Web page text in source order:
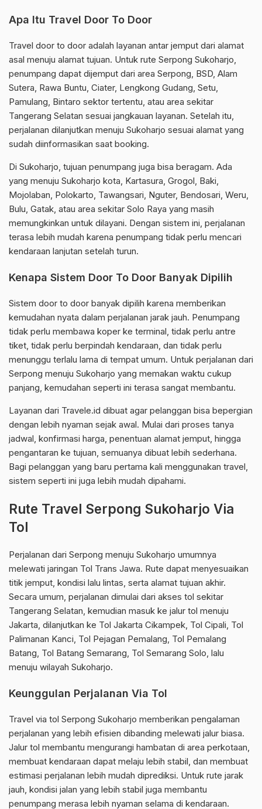
Apa Itu Travel Door To Door
Travel door to door adalah layanan antar jemput dari alamat
asal menuju alamat tujuan. Untuk rute Serpong Sukoharjo,
penumpang dapat dijemput dari area Serpong, BSD, Alam
Sutera, Rawa Buntu, Ciater, Lengkong Gudang, Setu,
Pamulang, Bintaro sektor tertentu, atau area sekitar
Tangerang Selatan sesuai jangkauan layanan. Setelah itu,
perjalanan dilanjutkan menuju Sukoharjo sesuai alamat yang
sudah diinformasikan saat booking.
Di Sukoharjo, tujuan penumpang juga bisa beragam. Ada
yang menuju Sukoharjo kota, Kartasura, Grogol, Baki,
Mojolaban, Polokarto, Tawangsari, Nguter, Bendosari, Weru,
Bulu, Gatak, atau area sekitar Solo Raya yang masih
memungkinkan untuk dilayani. Dengan sistem ini, perjalanan
terasa lebih mudah karena penumpang tidak perlu mencari
kendaraan lanjutan setelah turun.
Kenapa Sistem Door To Door Banyak Dipilih
Sistem door to door banyak dipilih karena memberikan
kemudahan nyata dalam perjalanan jarak jauh. Penumpang
tidak perlu membawa koper ke terminal, tidak perlu antre
tiket, tidak perlu berpindah kendaraan, dan tidak perlu
menunggu terlalu lama di tempat umum. Untuk perjalanan dari
Serpong menuju Sukoharjo yang memakan waktu cukup
panjang, kemudahan seperti ini terasa sangat membantu.
Layanan dari Travele.id dibuat agar pelanggan bisa bepergian
dengan lebih nyaman sejak awal. Mulai dari proses tanya
jadwal, konfirmasi harga, penentuan alamat jemput, hingga
pengantaran ke tujuan, semuanya dibuat lebih sederhana.
Bagi pelanggan yang baru pertama kali menggunakan travel,
sistem seperti ini juga lebih mudah dipahami.
Rute Travel Serpong Sukoharjo Via
Tol
Perjalanan dari Serpong menuju Sukoharjo umumnya
melewati jaringan Tol Trans Jawa. Rute dapat menyesuaikan
titik jemput, kondisi lalu lintas, serta alamat tujuan akhir.
Secara umum, perjalanan dimulai dari akses tol sekitar
Tangerang Selatan, kemudian masuk ke jalur tol menuju
Jakarta, dilanjutkan ke Tol Jakarta Cikampek, Tol Cipali, Tol
Palimanan Kanci, Tol Pejagan Pemalang, Tol Pemalang
Batang, Tol Batang Semarang, Tol Semarang Solo, lalu
menuju wilayah Sukoharjo.
Keunggulan Perjalanan Via Tol
Travel via tol Serpong Sukoharjo memberikan pengalaman
perjalanan yang lebih efisien dibanding melewati jalur biasa.
Jalur tol membantu mengurangi hambatan di area perkotaan,
membuat kendaraan dapat melaju lebih stabil, dan membuat
estimasi perjalanan lebih mudah diprediksi. Untuk rute jarak
jauh, kondisi jalan yang lebih stabil juga membantu
penumpang merasa lebih nyaman selama di kendaraan.